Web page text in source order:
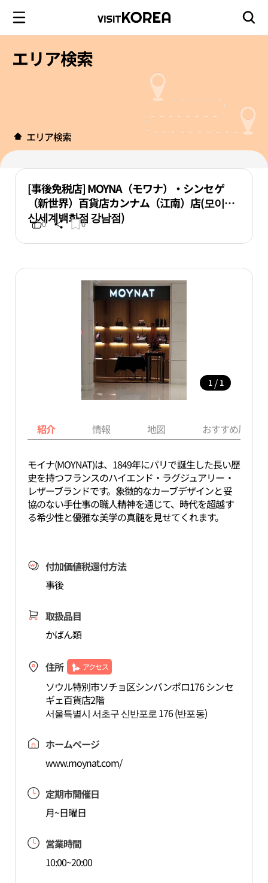
エリア検索
エリア検索
[事後免税店] MOYNA（モワナ）・シンセゲ
（新世界）百貨店カンナム（江南）店(모이나
신세계백화점 강남점)
0 0
1 / 1
紹介 情報 地図 おすすめ周辺
モイナ(MOYNAT)は、1849年にパリで誕生した長い歴
史を持つフランスのハイエンド・ラグジュアリー・
レザーブランドです。象徴的なカーブデザインと妥
協のない手仕事の職人精神を通じて、時代を超越す
る希少性と優雅な美学の真髄を見せてくれます。
付加価値税還付方法
事後
取扱品目
かばん類
住所 アクセス
ソウル特別市ソチョ区シンバンポロ176 シンセ
ギェ百貨店2階
서울특별시 서초구 신반포로 176 (반포동)
ホームページ
www.moynat.com/
定期市開催日
月~日曜日
営業時間
10:00~20:00